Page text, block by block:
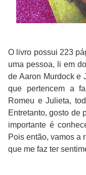
O livro possui 223
uma pessoa, li em
de Aaron Murdock e
que pertencem a
Romeu e Julieta,
Entretanto, gosto de
importante é
Pois então, vamos a
que me faz ter